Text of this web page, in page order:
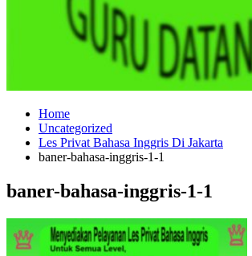
Home
Uncategorized
Les Privat Bahasa Inggris Di Jakarta
baner-bahasa-inggris-1-1
baner-bahasa-inggris-1-1